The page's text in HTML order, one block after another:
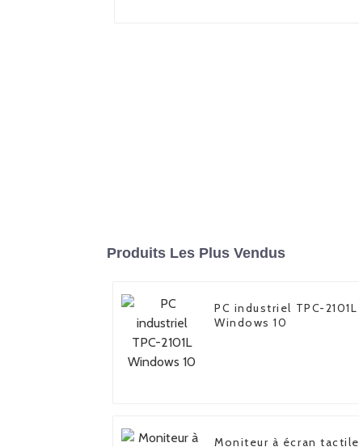
Produits Les Plus Vendus
PC industriel TPC-2101L
Windows 10
Moniteur à écran tactile